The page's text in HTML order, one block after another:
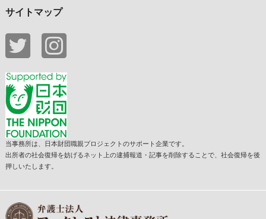
サイトマップ
当事務所は、日本財団職親プロジェクトのサポート企業です。
出所者の社会復帰を妨げるネット上の逮捕報道・記事を削除することで、社会復帰を後
押しいたします。